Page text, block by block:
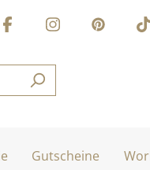
Gutscheine